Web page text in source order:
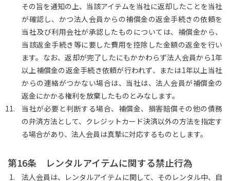
その旨を通知の上、当該アイテムを当社に返却したことを当社
が確認し、かつ法人会員からの補償金の返金手続きの依頼を
当社及び利用会社が承認したものについては、補償金から、
当該返金手続き等に要した費用を控除した金額の返金を行い
ます。なお、返却が完了したにもかかわらず法人会員から1年
以上補償金の返金手続き依頼が行われず、または1年以上当社
からの連絡がつかない場合は、当社は、法人会員が補償金の
返金にかかる権利を放棄したものとみなします。
当社が必要と判断する場合、補償金、損害賠償その他の債務
の弁済方法として、クレジットカード決済以外の方法を指定す
る場合があり、法人会員は真摯に対応するものとします。
第16条 レンタルアイテムに関する禁止行為
法人会員は、レンタルアイテムに関して、そのレンタル中、自